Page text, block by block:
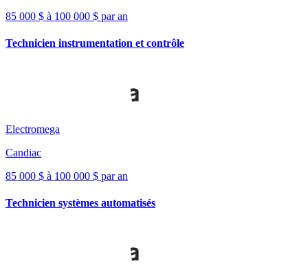
85 000 $ à 100 000 $ par an
Technicien instrumentation et contrôle
Electromega
Candiac
85 000 $ à 100 000 $ par an
Technicien systèmes automatisés